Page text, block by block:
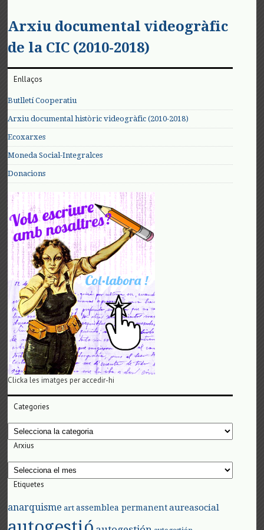
Arxiu documental videogràfic
de la CIC (2010-2018)
Enllaços
Butlletí Cooperatiu
Arxiu documental històric videogràfic (2010-2018)
Ecoxarxes
Moneda Social-Integralces
Donacions
Clicka les imatges per accedir-hi
Categories
Categories
Arxius
Arxius
Etiquetes
anarquisme art assemblea permanent aureasocial